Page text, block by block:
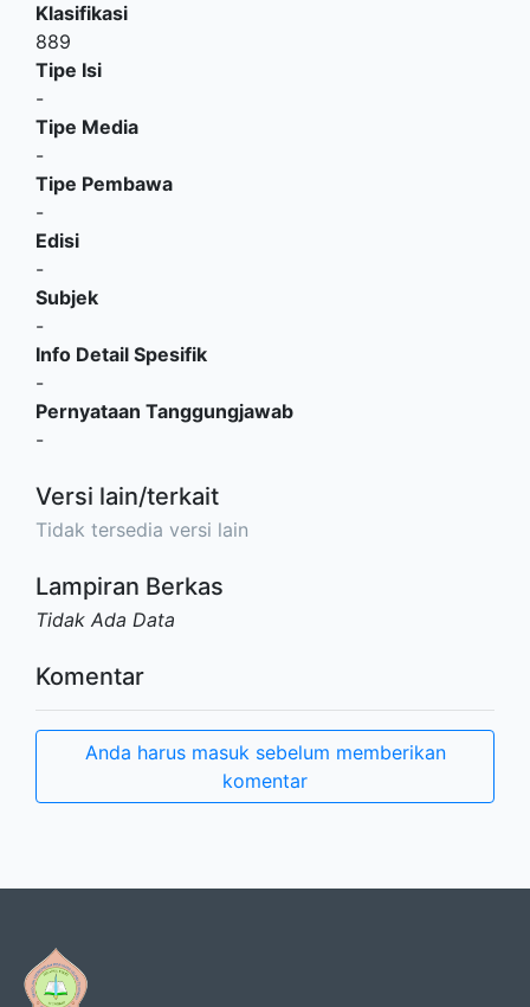
Klasifikasi
889
Tipe Isi
-
Tipe Media
-
Tipe Pembawa
-
Edisi
-
Subjek
-
Info Detail Spesifik
-
Pernyataan Tanggungjawab
-
Versi lain/terkait
Tidak tersedia versi lain
Lampiran Berkas
Tidak Ada Data
Komentar
Anda harus masuk sebelum memberikan
komentar